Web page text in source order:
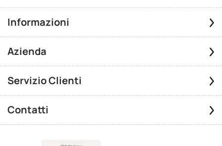
Informazioni
Azienda
Servizio Clienti
Contatti